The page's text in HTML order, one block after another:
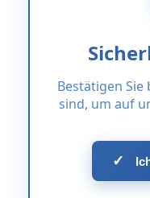
Bestätigen Sie
sind, um auf
✓